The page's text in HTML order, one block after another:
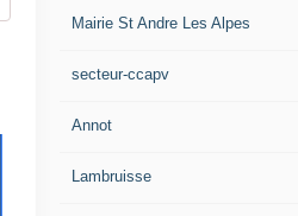
Mairie St Andre Les Alpes
secteur-ccapv
Annot
Lambruisse